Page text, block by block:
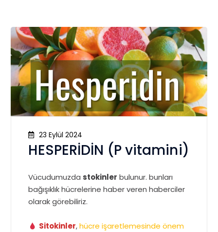
23 Eylül 2024
HESPERİDİN (P vitamini)
Vücudumuzda stokinler bulunur. bunları
bağışıklık hücrelerine haber veren haberciler
olarak görebiliriz.
Sitokinler,hücre işaretlemesinde önem